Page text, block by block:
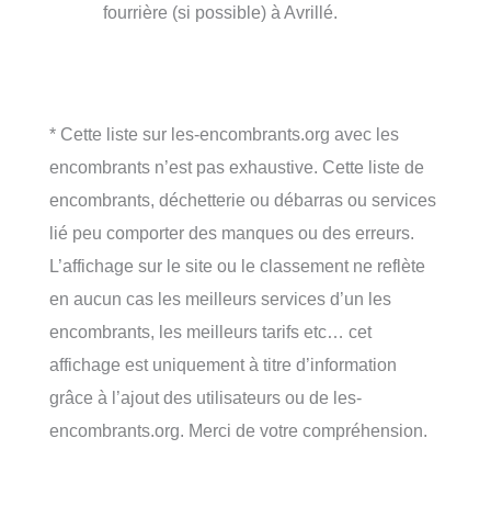
fourrière (si possible) à Avrillé.
* Cette liste sur les-encombrants.org avec les
encombrants n’est pas exhaustive. Cette liste de
encombrants, déchetterie ou débarras ou services
lié peu comporter des manques ou des erreurs.
L’affichage sur le site ou le classement ne reflète
en aucun cas les meilleurs services d’un les
encombrants, les meilleurs tarifs etc… cet
affichage est uniquement à titre d’information
grâce à l’ajout des utilisateurs ou de les-
encombrants.org. Merci de votre compréhension.